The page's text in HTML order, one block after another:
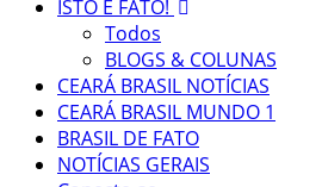
ISTO É FATO!
Todos
BLOGS & COLUNAS
CEARÁ BRASIL NOTÍCIAS
CEARÁ BRASIL MUNDO 1
BRASIL DE FATO
NOTÍCIAS GERAIS